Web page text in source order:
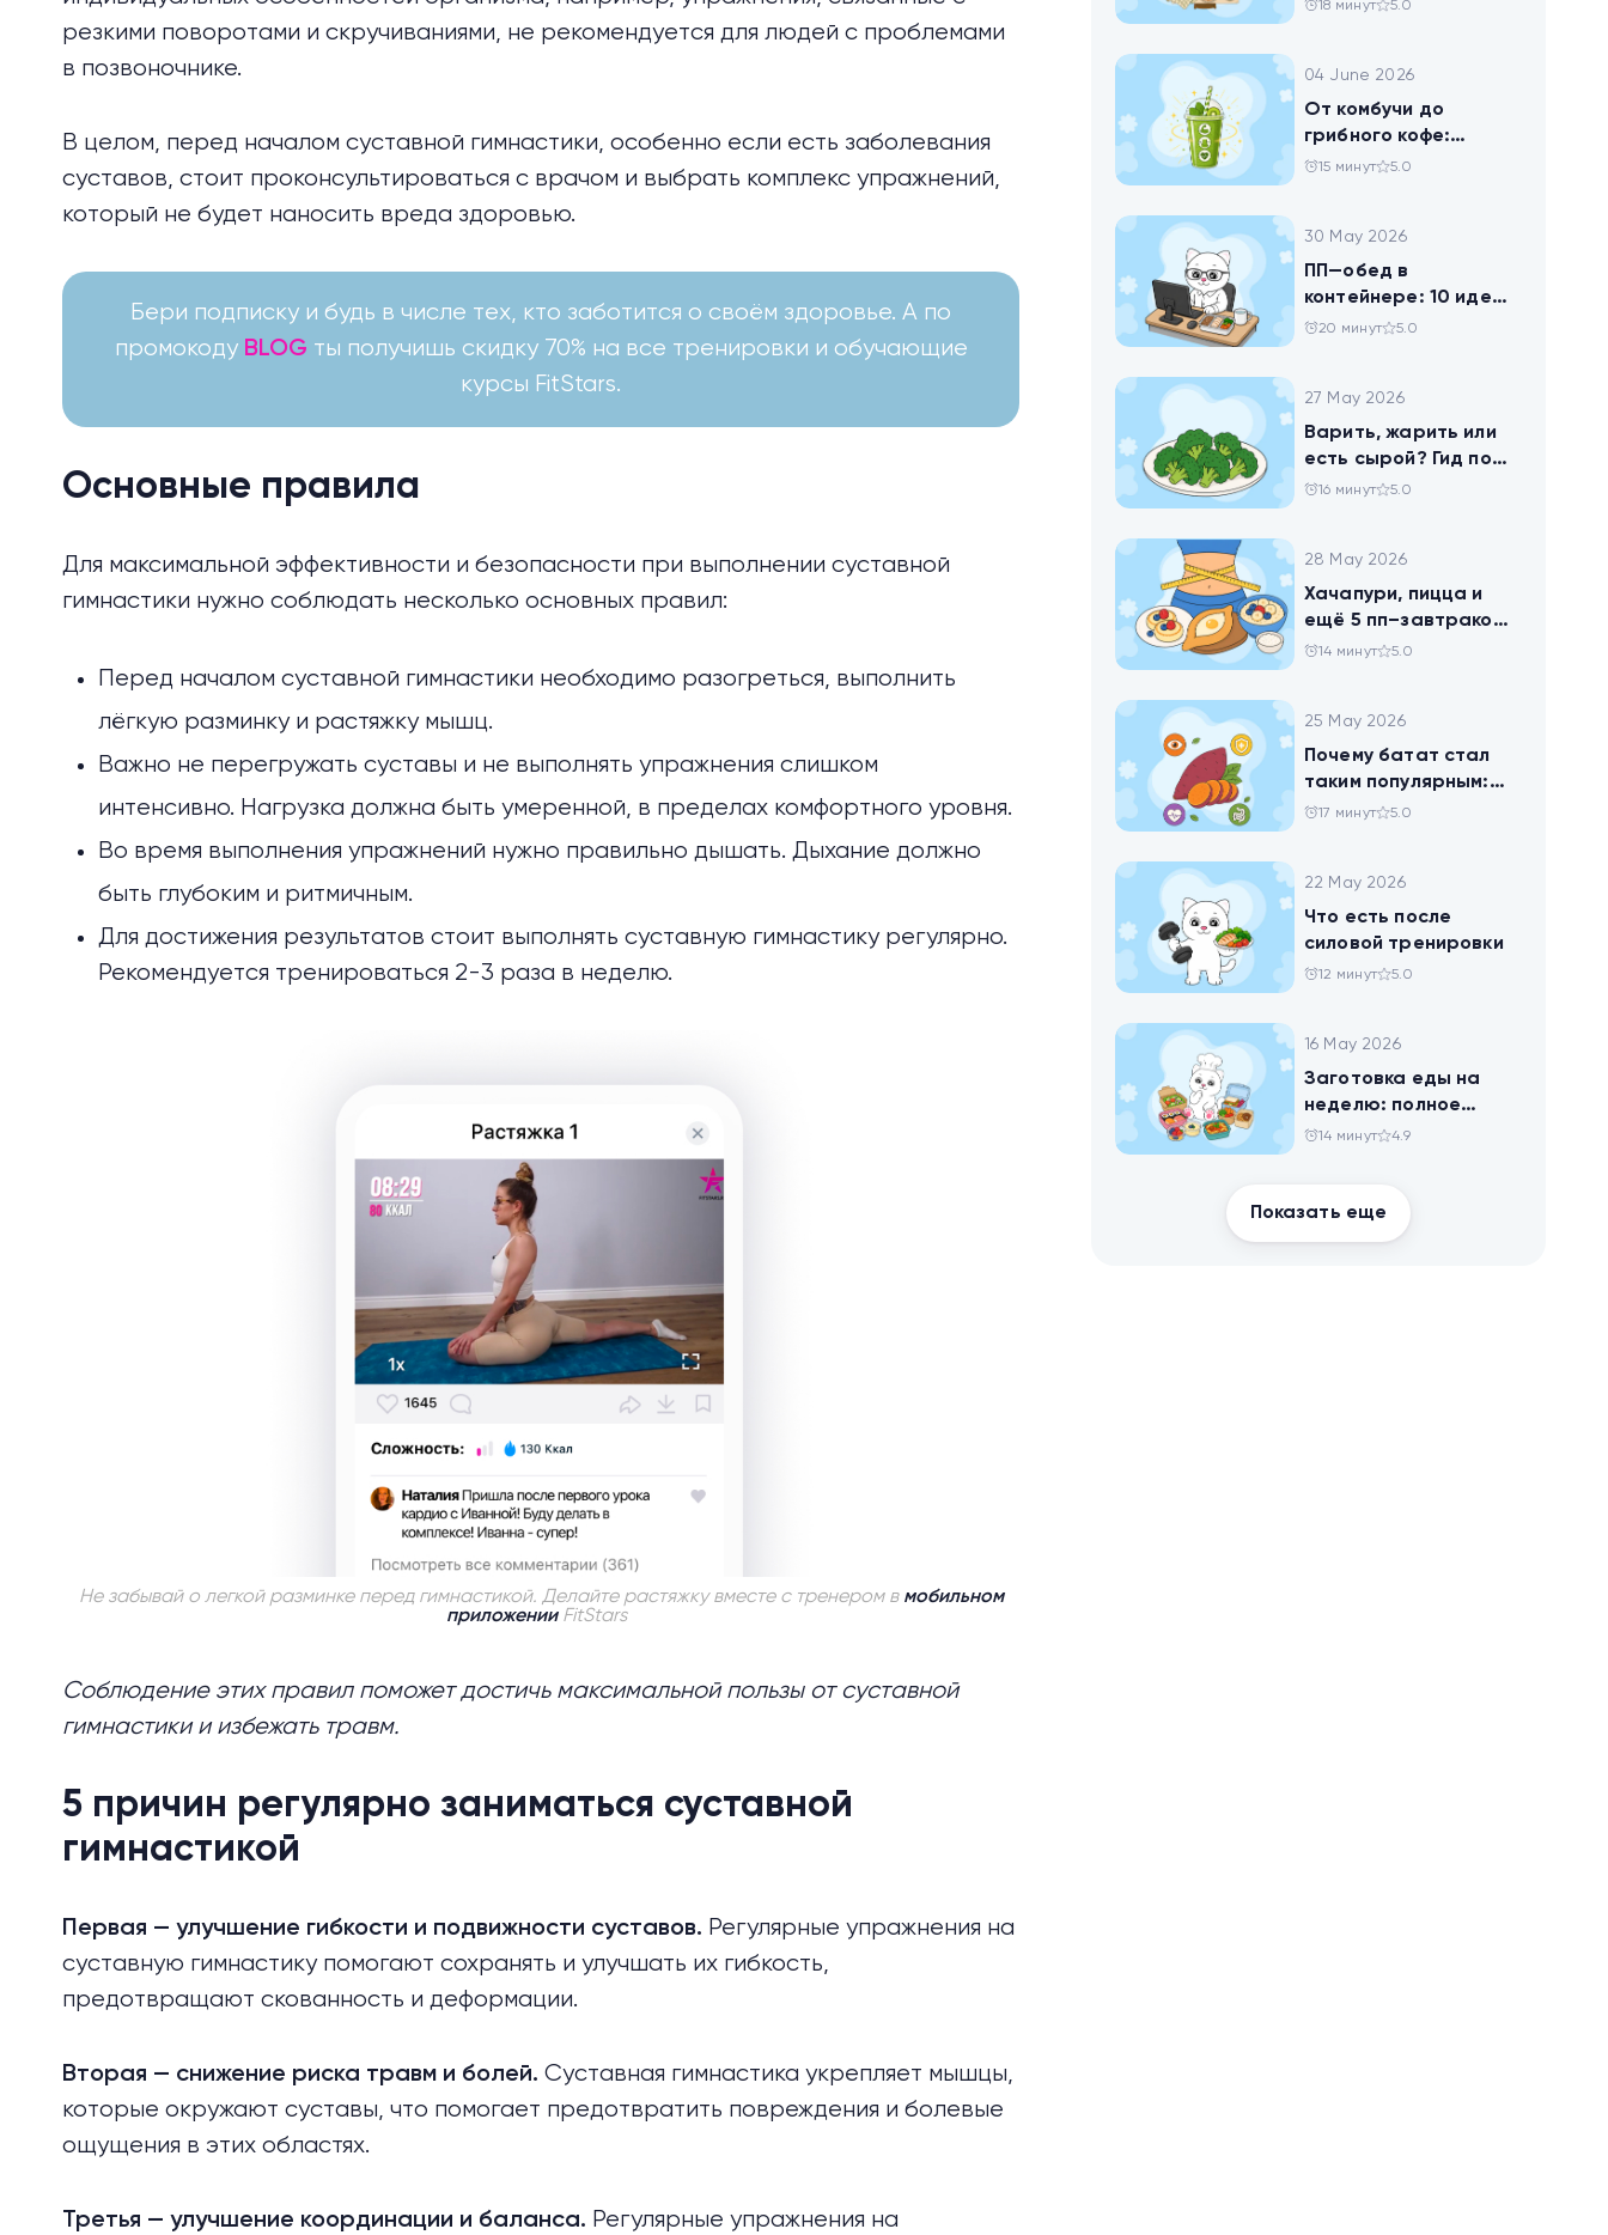
резкими поворотами и скручиваниями, не рекомендуется для людей с проблемами
в позвоночнике.
В целом, перед началом суставной гимнастики, особенно если есть заболевания
суставов, стоит проконсультироваться с врачом и выбрать комплекс упражнений,
который не будет наносить вреда здоровью.
Бери подписку и будь в числе тех, кто заботится о своём здоровье. А по
промокоду BLOG ты получишь скидку 70% на все тренировки и обучающие
курсы FitStars.
Основные правила
Для максимальной эффективности и безопасности при выполнении суставной
гимнастики нужно соблюдать несколько основных правил:
Перед началом суставной гимнастики необходимо разогреться, выполнить
лёгкую разминку и растяжку мышц.
Важно не перегружать суставы и не выполнять упражнения слишком
интенсивно. Нагрузка должна быть умеренной, в пределах комфортного уровня.
Во время выполнения упражнений нужно правильно дышать. Дыхание должно
быть глубоким и ритмичным.
Для достижения результатов стоит выполнять суставную гимнастику регулярно.
Рекомендуется тренироваться 2-3 раза в неделю.
Не забывай о легкой разминке перед гимнастикой. Делайте растяжку вместе с тренером в мобильном
приложенииFitStars
Соблюдение этих правил поможет достичь максимальной пользы от суставной
гимнастики и избежать травм.
5 причин регулярно заниматься суставной
гимнастикой
Первая — улучшение гибкости и подвижности суставов. Регулярные упражнения на
суставную гимнастику помогают сохранять и улучшать их гибкость,
предотвращают скованность и деформации.
Вторая — снижение риска травм и болей. Суставная гимнастика укрепляет мышцы,
которые окружают суставы, что помогает предотвратить повреждения и болевые
ощущения в этих областях.
Третья — улучшение координации и баланса. Регулярные упражнения на
18 минут 5.0
04 June 2026
От комбучи до
грибного кофе:
разбираемся в
15 минут 5.0
30 May 2026
ПП—обед в
контейнере: 10 идей
для офисников,
20 минут 5.0
27 May 2026
Варить, жарить или
есть сырой? Гид по
брокколи
16 минут 5.0
28 May 2026
Хачапури, пицца и
ещё 5 пп–завтраков,
чтобы набрать
14 минут 5.0
25 May 2026
Почему батат стал
таким популярным:
всё о пользе
17 минут 5.0
22 May 2026
Что есть после
силовой тренировки
12 минут 5.0
16 May 2026
Заготовка еды на
неделю: полное
руководство для
14 минут 4.9
Показать еще